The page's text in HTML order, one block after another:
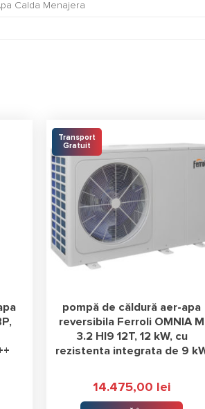
Calda Menajera
Transport
Gratuit
pompă de căldură aer-apa
reversibila Ferroli OMNIA M
3.2 HI9 12T, 12 kW, cu
rezistenta integrata de 9
14.475,00 lei